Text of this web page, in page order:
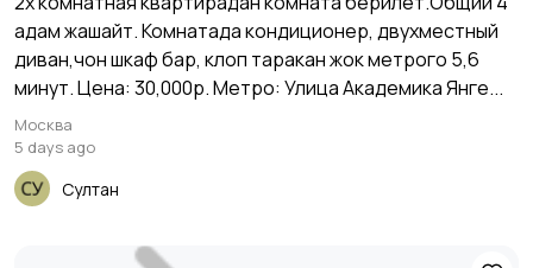
адам жашайт. Комнатада кондиционер, двухместный
диван,чон шкаф бар, клоп таракан жок метрого 5,6
минут. Цена: 30,000р. Метро: Улица Академика Янге...
Москва
5 days ago
Султан